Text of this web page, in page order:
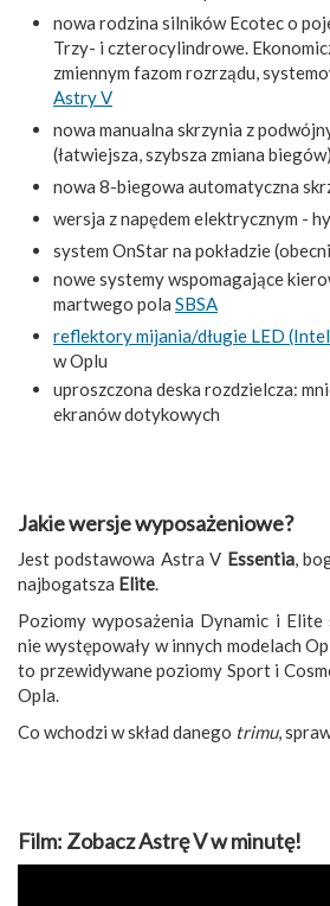
nowa rodzina silników Ecotec o
Trzy- i czterocylindrowe.
zmiennym fazom rozrządu,
Astry V
nowa manualna skrzynia z
(łatwiejsza, szybsza zmiana biegów)
nowa 8-biegowa automatyczna
wersja z napędem elektrycznym -
system OnStar na pokładzie
nowe systemy wspomagające
martwego pola SBSA
reflektory mijania/długie LED
w Oplu
uproszczona deska rozdzielcza:
ekranów dotykowych
Jakie wersje wyposażeniowe?
Jest podstawowa Astra V Essentia,
najbogatsza Elite.
Poziomy wyposażenia Dynamic i
nie występowały w innych modelach
to przewidywane poziomy Sport i
Opla.
Co wchodzi w skład danego trimu,
Film: Zobacz Astrę V w minutę!